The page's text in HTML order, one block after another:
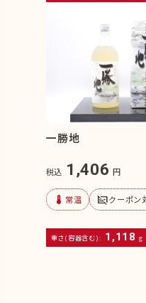
一勝地
税込 1,406 円
device_thermostat 常温 subtitles_offクーポン
重さ(容器含む): 1,118 g